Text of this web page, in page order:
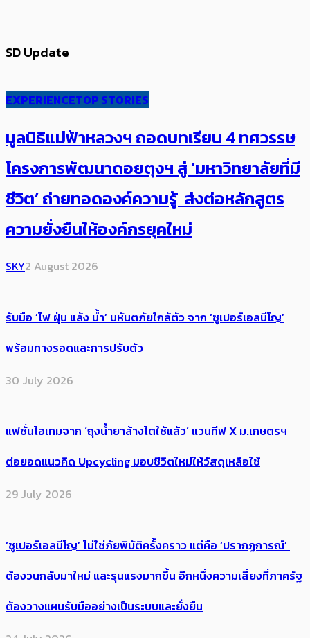
SD Update
EXPERIENCETOP STORIES
มูลนิธิแม่ฟ้าหลวงฯ ถอดบทเรียน 4 ทศวรรษ
โครงการพัฒนาดอยตุงฯ สู่ ‘มหาวิทยาลัยที่มี
ชีวิต’ ถ่ายทอดองค์ความรู้ ส่งต่อหลักสูตร
ความยั่งยืนให้องค์กรยุคใหม่
SKY2 August 2026
รับมือ ‘ไฟ ฝุ่น แล้ง น้ำ’ มหันตภัยใกล้ตัว จาก ‘ซูเปอร์เอลนีโญ’
พร้อมทางรอดและการปรับตัว
30 July 2026
แฟชั่นไอเทมจาก ‘ถุงน้ำยาล้างไตใช้แล้ว’ แวนทีฟ X ม.เกษตรฯ
ต่อยอดแนวคิด Upcycling มอบชีวิตใหม่ให้วัสดุเหลือใช้
29 July 2026
‘ซูเปอร์เอลนีโญ’ ไม่ใช่ภัยพิบัติครั้งคราว แต่คือ ‘ปรากฏการณ์’ ​
ต้อง​วนกลับมาใหม่ และรุนแรงมากขึ้น อีกหนึ่งความเสี่ยงที่ภาครัฐ
ต้องวางแผนรับมืออย่างเป็นระบบและยั่งยืน